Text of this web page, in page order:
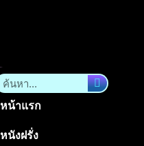
หน้าแรก
หนังฝรั่ง